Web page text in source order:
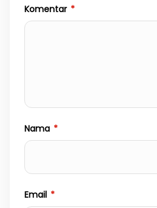
Komentar *
Nama *
Email *